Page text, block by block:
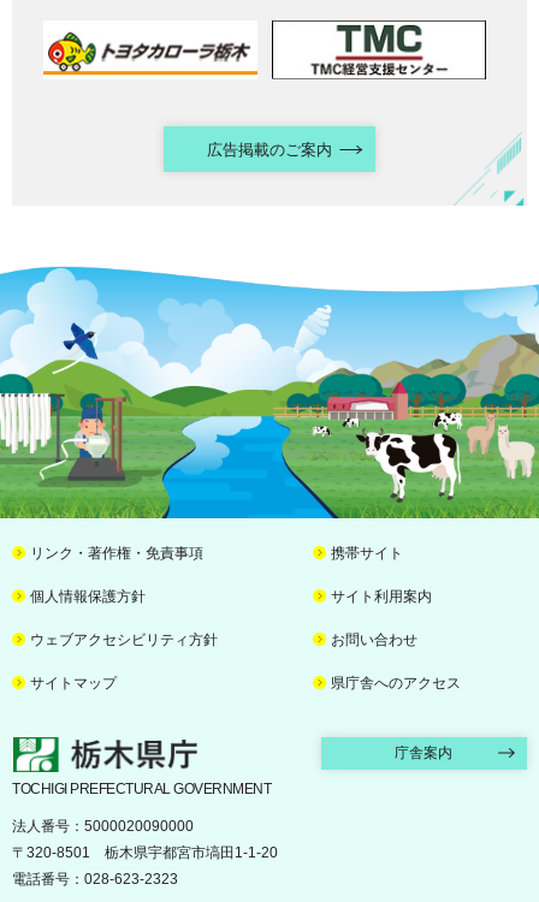
広告掲載のご案内
リンク・著作権・免責事項 携帯サイト
個人情報保護方針 サイト利用案内
ウェブアクセシビリティ方針 お問い合わせ
サイトマップ 県庁舎へのアクセス
栃木県庁 庁舎案内
TOCHIGI PREFECTURAL GOVERNMENT
法人番号：5000020090000
〒320-8501 栃木県宇都宮市塙田1-1-20
電話番号：028-623-2323